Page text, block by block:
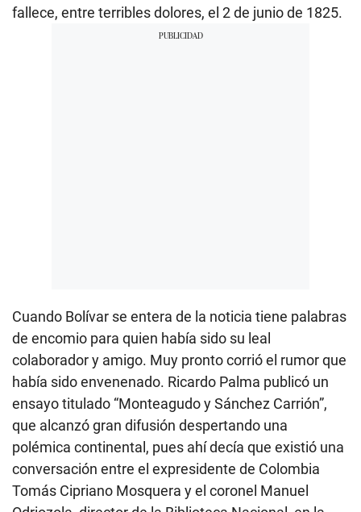
fallece, entre terribles dolores, el 2 de junio de 1825.
Cuando Bolívar se entera de la noticia tiene palabras
de encomio para quien había sido su leal
colaborador y amigo. Muy pronto corrió el rumor que
había sido envenenado. Ricardo Palma publicó un
ensayo titulado “Monteagudo y Sánchez Carrión”,
que alcanzó gran difusión despertando una
polémica continental, pues ahí decía que existió una
conversación entre el expresidente de Colombia
Tomás Cipriano Mosquera y el coronel Manuel